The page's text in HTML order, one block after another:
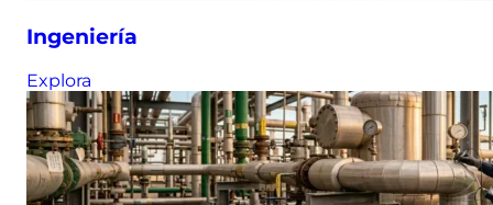
Ingeniería
Explora